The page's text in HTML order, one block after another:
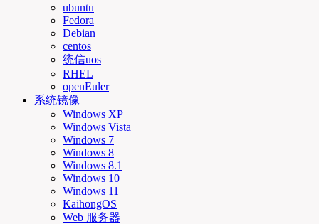
ubuntu
Fedora
Debian
centos
统信uos
RHEL
openEuler
系统镜像
Windows XP
Windows Vista
Windows 7
Windows 8
Windows 8.1
Windows 10
Windows 11
KaihongOS
Web 服务器